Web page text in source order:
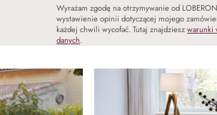
Wyrażam zgodę na otrzymywanie od
wystawienie opinii dotyczącej mojego
każdej chwili wycofać. Tutaj znajdzieszwarunki
danych.